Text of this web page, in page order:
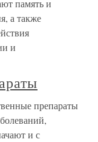
память и
а также
и
препараты
и с